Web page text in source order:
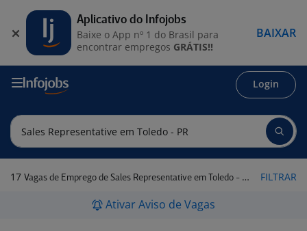
Login
17 Vagas de Emprego de Sales Representative em Toledo - PR FILTRAR
Ativar Aviso de Vagas
Aplicativo do Infojobs
Baixe o App nº 1 do Brasil para
encontrar empregos GRÁTIS!!
BAIXAR